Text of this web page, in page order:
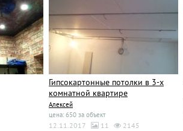
Гипсокартонные потолки в 3-х
комнатной квартире
Алексей
цена: 650 за объект
12.11.2017 11 2145